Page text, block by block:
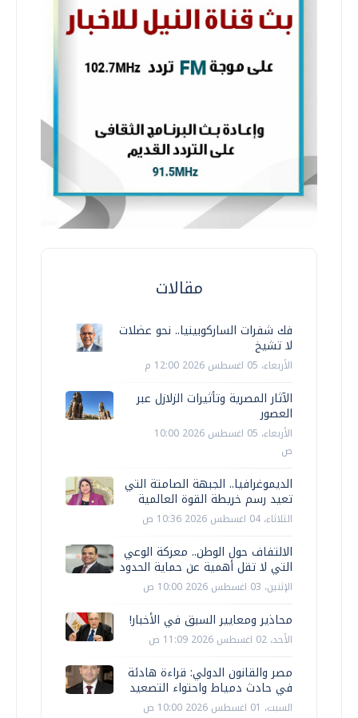
مقالات
فك شفرات الساركوبينيا.. نحو عضلات
لا تشيخ
الأربعاء، 05 اغسطس 2026 12:00 م
الآثار المصرية وتأثيرات الزلازل عبر
العصور
الأربعاء، 05 اغسطس 2026 10:00
ص
الديموغرافيا.. الجبهة الصامتة التي
تعيد رسم خريطة القوة العالمية
الثلاثاء، 04 اغسطس 2026 10:36 ص
الالتفاف حول الوطن.. معركة الوعي
التي لا تقل أهمية عن حماية الحدود
الإثنين، 03 اغسطس 2026 10:00 ص
محاذير ومعايير السبق في الأخبار!
الأحد، 02 اغسطس 2026 11:09 ص
مصر والقانون الدولي: قراءة هادئة
في حادث دمياط واحتواء التصعيد
السبت، 01 اغسطس 2026 10:00 ص